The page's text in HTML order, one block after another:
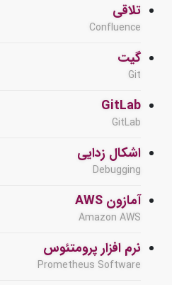
تلاقی
Confluence
گیت
Git
GitLab
GitLab
اشکال زدایی
Debugging
آمازون AWS
Amazon AWS
نرم افزار پرومتئوس
Prometheus Software